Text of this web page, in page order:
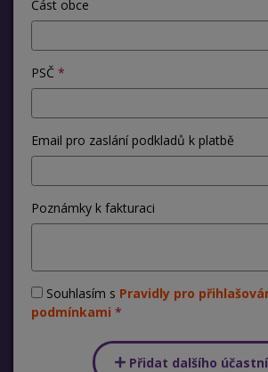
Část obce
PSČ
Email pro zaslání podkladů k platbě
Poznámky k fakturaci
Souhlasím s Pravidly pro
podmínkami
Přidat dalšího